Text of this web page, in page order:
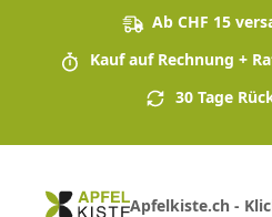
Ab CHF 15
Kauf auf Rechnung +
30 Tage
Apfelkiste.ch -